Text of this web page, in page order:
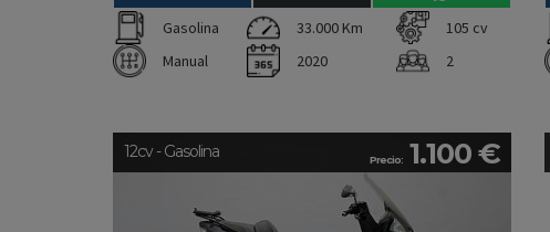
Gasolina 33.000 Km
105 cv
Manual
2020 2
Precio: 1.100 €
12cv - Gasolina